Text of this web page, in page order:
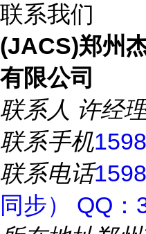
联系我们
(JACS)郑州
有限公司
联系人 许经
联系手机
联系电话
同步） QQ：